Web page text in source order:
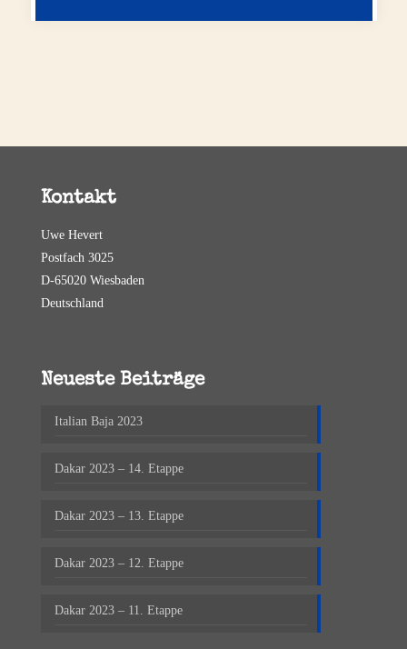
Kontakt
Uwe Hevert
Postfach 3025
D-65020 Wiesbaden
Deutschland
Neueste Beiträge
Italian Baja 2023
Dakar 2023 – 14. Etappe
Dakar 2023 – 13. Etappe
Dakar 2023 – 12. Etappe
Dakar 2023 – 11. Etappe